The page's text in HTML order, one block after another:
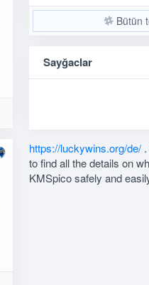
Bütün
Sayğaclar
https://luckywins.org/de/.
to find all the details on
KMSpico safely and